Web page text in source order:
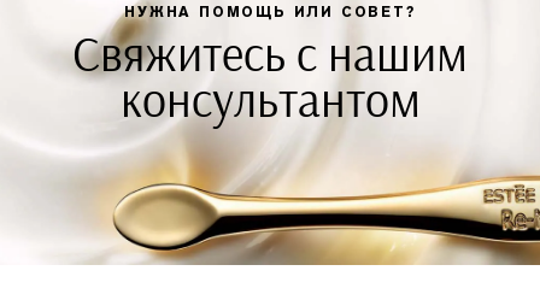
НУЖНА ПОМОЩЬ ИЛИ СОВЕТ?
Свяжитесь с нашим
консультантом